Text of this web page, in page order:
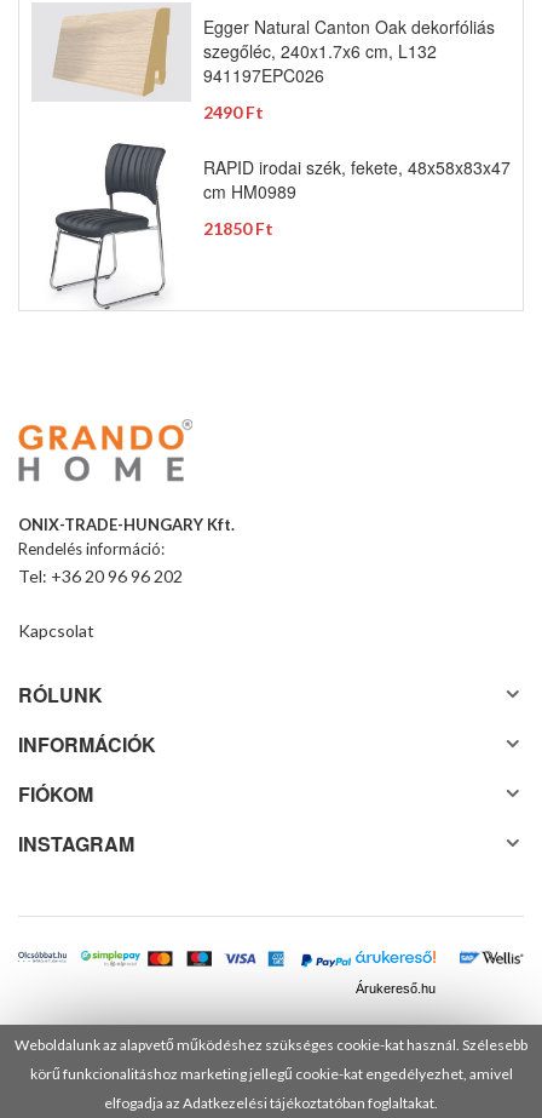
Weboldalunk az alapvető működéshez szükséges cookie-kat használ. Szélesebb
körű funkcionalitáshoz marketing jellegű cookie-kat engedélyezhet, amivel
elfogadja az Adatkezelési tájékoztatóban foglaltakat.
Egger Natural Canton Oak dekorfóliás
szegőléc, 240x1.7x6 cm, L132
941197EPC026
2490 Ft
RAPID irodai szék, fekete, 48x58x83x47
cm HM0989
21850 Ft
ONIX-TRADE-HUNGARY Kft.
Rendelés információ:
Tel: +36 20 96 96 202
Kapcsolat
RÓLUNK
INFORMÁCIÓK
FIÓKOM
INSTAGRAM
Árukereső.hu
© 2025 Minden jog fenntartva! DANUSA Hungary Kft.